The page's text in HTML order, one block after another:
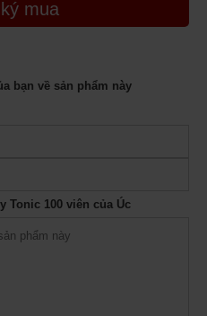
họa
thảo mộc tự nhiên.
mua
bạn về sản phẩm này
Tonic 100 viên của Úc